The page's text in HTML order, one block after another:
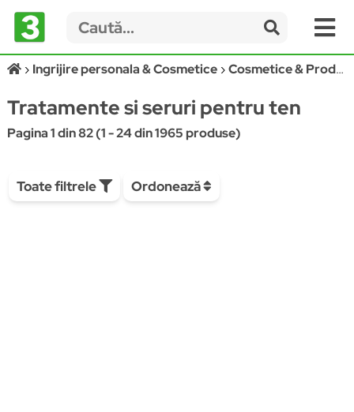
Ingrijire personala & Cosmetice Cosmetice & Produse ingrijire personala
Tratamente si seruri pentru ten
Pagina 1 din 82 (1 - 24 din 1965 produse)
Toate filtrele Ordonează